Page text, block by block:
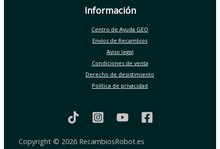
Información
Centro de Ayuda GEO
Envíos de Recambios
Aviso legal
Condiciones de venta
Derecho de desistimiento
Política de privacidad
Copyright © 2026 RecambiosRobot.es